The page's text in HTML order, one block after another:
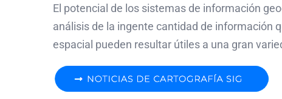
El potencial de los sistemas de información
análisis de la ingente cantidad de información
espacial pueden resultar útiles a una gran